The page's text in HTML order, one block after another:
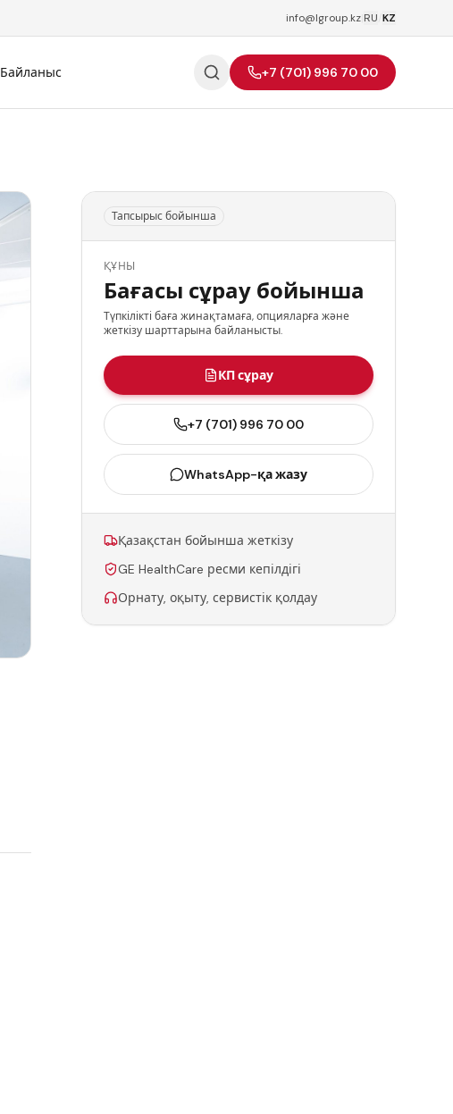
info@lgroup.kz RU KZ
Байланыс +7 (701) 996 70 00
Тапсырыс бойынша
ҚҰНЫ
Бағасы сұрау бойынша
Түпкілікті баға жинақтамаға, опцияларға және
жеткізу шарттарына байланысты.
КП сұрау
+7 (701) 996 70 00
WhatsApp-қа жазу
Қазақстан бойынша жеткізу
GE HealthCare ресми кепілдігі
Орнату, оқыту, сервистік қолдау